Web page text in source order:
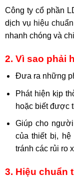
Công ty cổ phần
dịch vụ hiệu
nhanh chóng và
2. Vì sao phải
Đưa ra những
Phát hiện kịp
hoặc biết được
Giúp cho
của thiết bị, hệ
tránh các rủi ro
3. Hiệu chuẩn